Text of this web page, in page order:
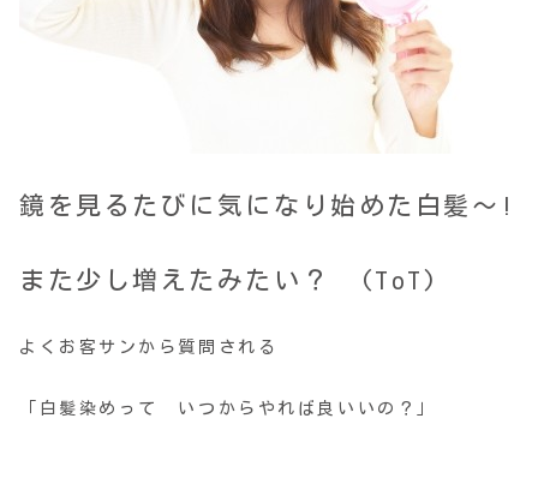
鏡を見るたびに気になり始めた白髪～!
また少し増えたみたい？ (ToT)
よくお客サンから質問される
「白髪染めって いつからやれば良いいの？」